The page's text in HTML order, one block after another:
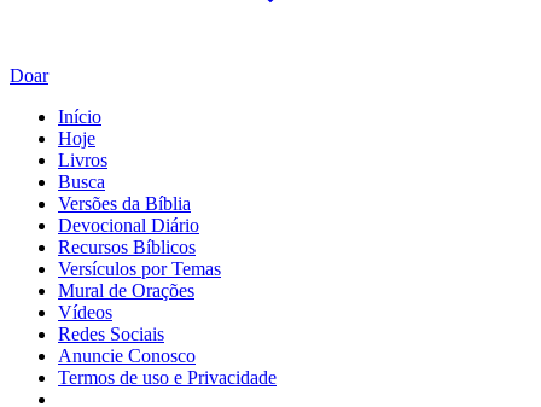
Doar
Início
Hoje
Livros
Busca
Versões da Bíblia
Devocional Diário
Recursos Bíblicos
Versículos por Temas
Mural de Orações
Vídeos
Redes Sociais
Anuncie Conosco
Termos de uso e Privacidade